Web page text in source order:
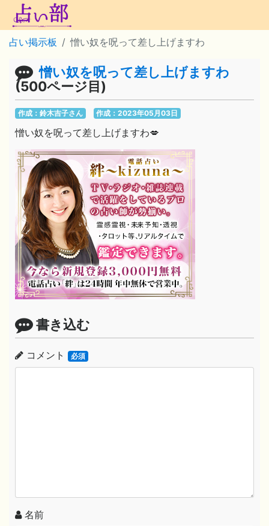
占い掲示板 憎い奴を呪って差し上げますわ
憎い奴を呪って差し上げますわ
(500ページ目)
作成：鈴木吉子さん 作成：2023年05月03日
憎い奴を呪って差し上げますわ💋
書き込む
コメント 必須
名前